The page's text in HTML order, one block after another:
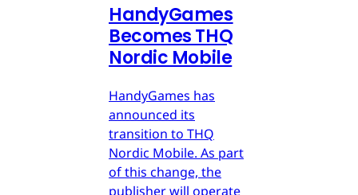
HandyGames
Becomes THQ
Nordic Mobile
HandyGames has
announced its
transition to THQ
Nordic Mobile. As part
of this change, the
publisher will operate